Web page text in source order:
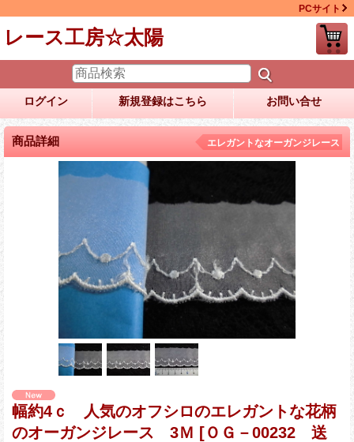
PCサイト
レース工房☆太陽
ログイン 新規登録はこちら お問い合せ
商品詳細 エレガントなオーガンジレース
幅約4ｃ 人気のオフシロのエレガントな花柄
のオーガンジレース 3Ｍ [ＯＧ－00232 送